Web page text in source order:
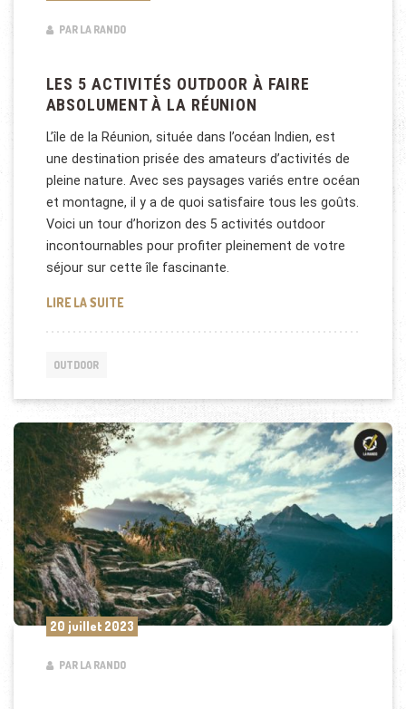
PAR LA RANDO
LES 5 ACTIVITÉS OUTDOOR À FAIRE
ABSOLUMENT À LA RÉUNION
L’île de la Réunion, située dans l’océan Indien, est
une destination prisée des amateurs d’activités de
pleine nature. Avec ses paysages variés entre océan
et montagne, il y a de quoi satisfaire tous les goûts.
Voici un tour d’horizon des 5 activités outdoor
incontournables pour profiter pleinement de votre
séjour sur cette île fascinante.
LIRE LA SUITELES 5 ACTIVITÉS OUTDOOR À FAIRE ABSOLUMENT
OUTDOOR
20 juillet 2023
PAR LA RANDO